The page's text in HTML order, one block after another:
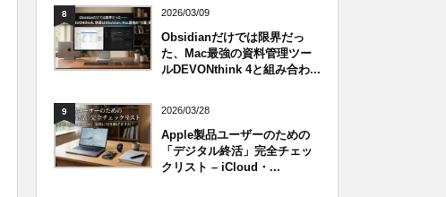
8 2026/03/09
Obsidianだけでは限界だっ
た、Mac最強の資料管理ツー
ルDEVONthink 4と組み合わ...
9 2026/03/28
Apple製品ユーザーのための
「デジタル終活」完全チェッ
クリスト – iCloud・...